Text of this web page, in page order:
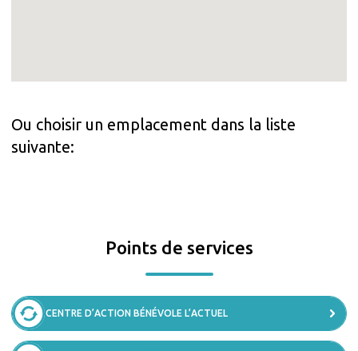
Ou choisir un emplacement dans la liste
suivante:
Points de services
CENTRE D’ACTION BÉNÉVOLE L’ACTUEL